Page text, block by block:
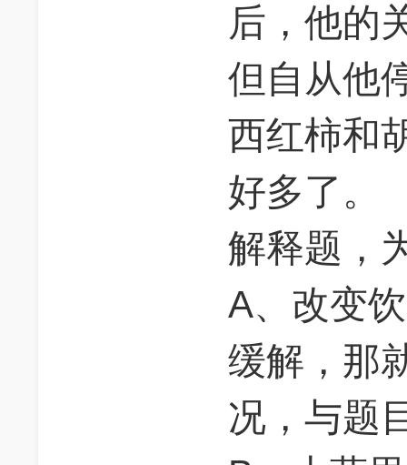
后，他的
但自从他
西红柿和
好多了。
解释题，
A、改变
缓解，那
况，与题